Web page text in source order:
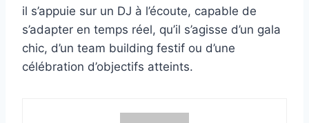
il s’appuie sur un DJ à l’écoute, capable de
s’adapter en temps réel, qu’il s’agisse d’un gala
chic, d’un team building festif ou d’une
célébration d’objectifs atteints.